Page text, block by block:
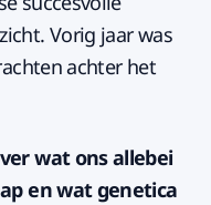
Vorig jaar was
achter het
wat ons allebei
en wat genetica